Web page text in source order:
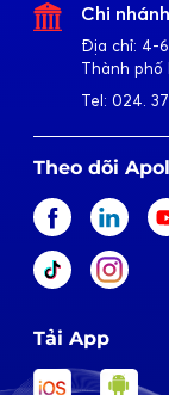
Chi
Địa chỉ: 4-
Thành phố
Tel: 024.
Theo dõi
Tải App